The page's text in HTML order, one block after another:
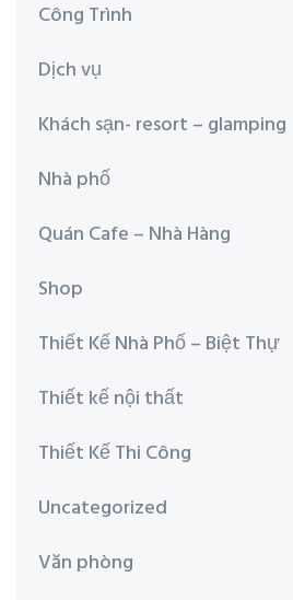
Công Trình
Dịch vụ
Khách sạn- resort – glamping
Nhà phố
Quán Cafe – Nhà Hàng
Shop
Thiết Kế Nhà Phố – Biệt Thự
Thiết kế nội thất
Thiết Kế Thi Công
Uncategorized
Văn phòng